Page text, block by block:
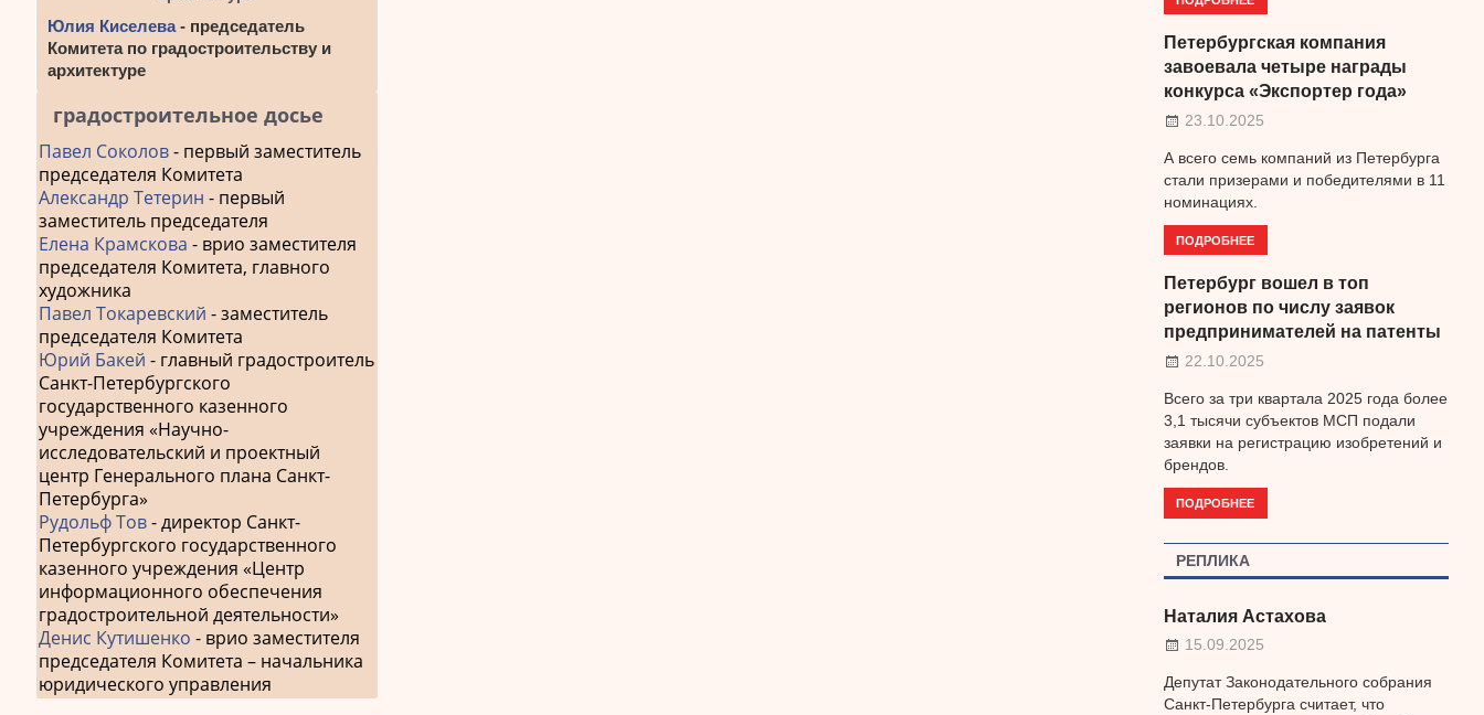
Юлия Киселева- председатель
Комитета по градостроительству и
архитектуре
градостроительное досье
Павел Соколов- первый заместитель
председателя Комитета
Александр Тетерин - первый
заместитель председателя
Елена Крамскова - врио заместителя
председателя Комитета, главного
художника
Павел Токаревский - заместитель
председателя Комитета
Юрий Бакей - главный градостроитель
Санкт-Петербургского
государственного казенного
учреждения «Научно-
исследовательский и проектный
центр Генерального плана Санкт-
Петербурга»
Рудольф Тов- директор Санкт-
Петербургского государственного
казенного учреждения «Центр
информационного обеспечения
градостроительной деятельности»
Денис Кутишенко - врио заместителя
председателя Комитета – начальника
юридического управления
Петербургская компания
завоевала четыре награды
конкурса «Экспортер года»
23.10.2025
А всего семь компаний из Петербурга
стали призерами и победителями в 11
номинациях.
ПОДРОБНЕЕ
Петербург вошел в топ
регионов по числу заявок
предпринимателей на патенты
22.10.2025
Всего за три квартала 2025 года более
3,1 тысячи субъектов МСП подали
заявки на регистрацию изобретений и
брендов.
ПОДРОБНЕЕ
РЕПЛИКА
Наталия Астахова
15.09.2025
Депутат Законодательного собрания
Санкт-Петербурга считает, что